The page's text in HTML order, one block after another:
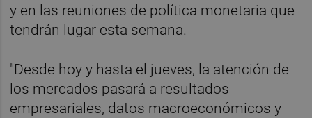
y en las reuniones de política monetaria que
tendrán lugar esta semana.
"Desde hoy y hasta el jueves, la atención de
los mercados pasará a resultados
empresariales, datos macroeconómicos y